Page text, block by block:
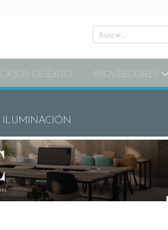
CASOS DE ÉXITO PROVEEDORES
ILUMINACIÓN